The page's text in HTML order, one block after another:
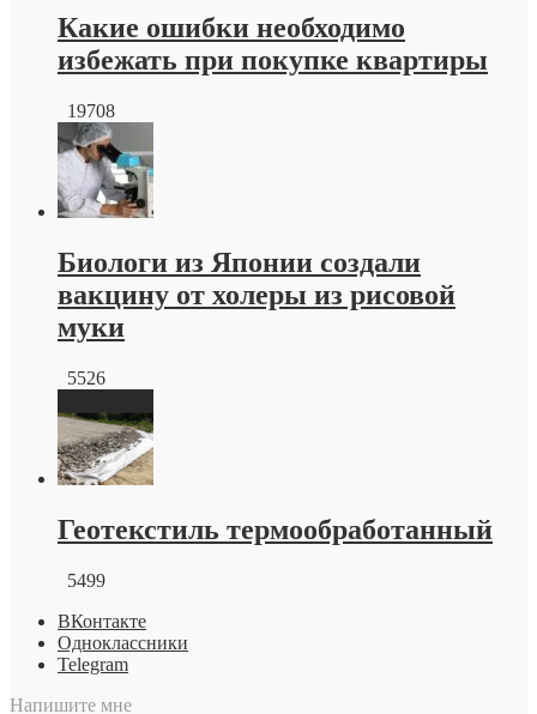
Какие ошибки необходимо
избежать при покупке квартиры
19708
Биологи из Японии создали
вакцину от холеры из рисовой
муки
5526
Геотекстиль термообработанный
5499
ВКонтакте
Одноклассники
Telegram
Напишите мне